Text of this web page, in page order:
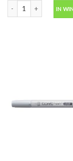
Copic Ciao C1 Cool
IN